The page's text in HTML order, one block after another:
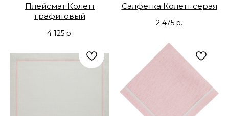
Плейсмат Колетт
графитовый
4 125 р.
Салфетка Колетт серая
2 475 р.